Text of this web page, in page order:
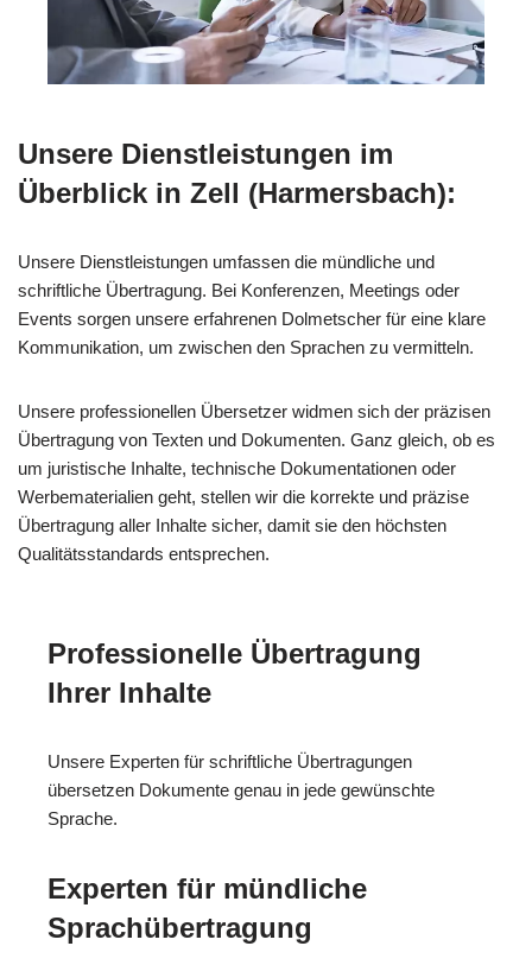
Unsere Dienstleistungen im
Überblick in Zell (Harmersbach):
Unsere Dienstleistungen umfassen die mündliche und
schriftliche Übertragung. Bei Konferenzen, Meetings oder
Events sorgen unsere erfahrenen Dolmetscher für eine klare
Kommunikation, um zwischen den Sprachen zu vermitteln.
Unsere professionellen Übersetzer widmen sich der präzisen
Übertragung von Texten und Dokumenten. Ganz gleich, ob es
um juristische Inhalte, technische Dokumentationen oder
Werbematerialien geht, stellen wir die korrekte und präzise
Übertragung aller Inhalte sicher, damit sie den höchsten
Qualitätsstandards entsprechen.
Professionelle Übertragung
Ihrer Inhalte
Unsere Experten für schriftliche Übertragungen
übersetzen Dokumente genau in jede gewünschte
Sprache.
Experten für mündliche
Sprachübertragung